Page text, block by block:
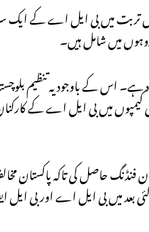
یہ ہوا ہے کہ ماہرنگ بلوچ کا اپنا کزن اور باڈی گارڈ صہیب لانگو، جولائی
میں شامل ہیں۔
اس کے باوجود یہ تنظیم
میں بی ایل اے کے
حاصل کی تاکہ پاکستان
بعد میں بی ایل اے اور بی